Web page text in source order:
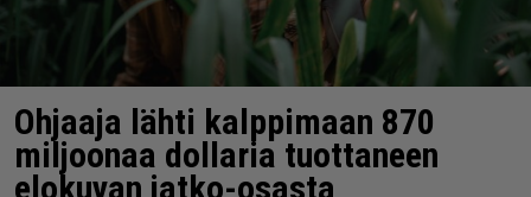
Ohjaaja lähti kalppimaan 870
miljoonaa dollaria tuottaneen
elokuvan jatko-osasta